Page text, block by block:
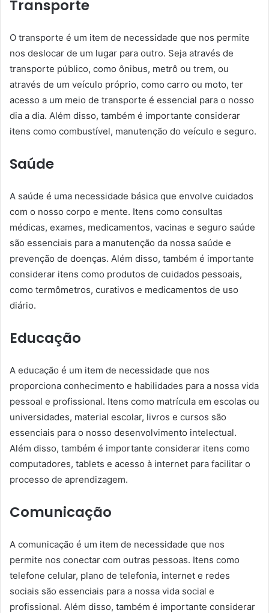
Transporte
O transporte é um item de necessidade que nos permite
nos deslocar de um lugar para outro. Seja através de
transporte público, como ônibus, metrô ou trem, ou
através de um veículo próprio, como carro ou moto, ter
acesso a um meio de transporte é essencial para o nosso
dia a dia. Além disso, também é importante considerar
itens como combustível, manutenção do veículo e seguro.
Saúde
A saúde é uma necessidade básica que envolve cuidados
com o nosso corpo e mente. Itens como consultas
médicas, exames, medicamentos, vacinas e seguro saúde
são essenciais para a manutenção da nossa saúde e
prevenção de doenças. Além disso, também é importante
considerar itens como produtos de cuidados pessoais,
como termômetros, curativos e medicamentos de uso
diário.
Educação
A educação é um item de necessidade que nos
proporciona conhecimento e habilidades para a nossa vida
pessoal e profissional. Itens como matrícula em escolas ou
universidades, material escolar, livros e cursos são
essenciais para o nosso desenvolvimento intelectual.
Além disso, também é importante considerar itens como
computadores, tablets e acesso à internet para facilitar o
processo de aprendizagem.
Comunicação
A comunicação é um item de necessidade que nos
permite nos conectar com outras pessoas. Itens como
telefone celular, plano de telefonia, internet e redes
sociais são essenciais para a nossa vida social e
profissional. Além disso, também é importante considerar